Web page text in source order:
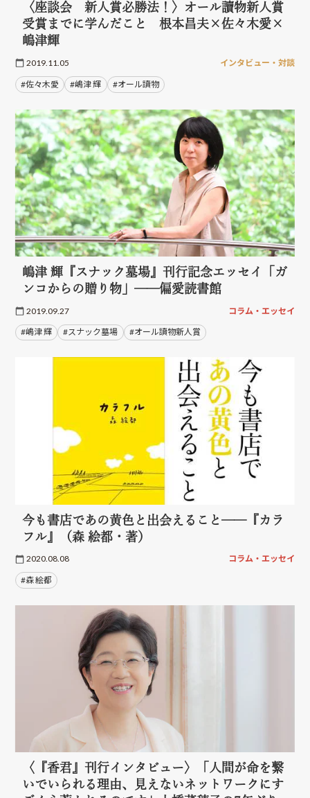
〈座談会 新人賞必勝法！〉オール讀物新人賞
受賞までに学んだこと 根本昌夫×佐々木愛×
嶋津輝
2019.11.05 インタビュー・対談
#佐々木愛 #嶋津 輝 #オール讀物
嶋津 輝『スナック墓場』刊行記念エッセイ「ガ
ンコからの贈り物」──偏愛読書館
2019.09.27 コラム・エッセイ
#嶋津 輝 #スナック墓場 #オール讀物新人賞
今も書店であの黄色と出会えること──『カラ
フル』（森 絵都・著）
2020.08.08 コラム・エッセイ
#森 絵都
〈『香君』刊行インタビュー〉「人間が命を繋
いでいられる理由、見えないネットワークにす